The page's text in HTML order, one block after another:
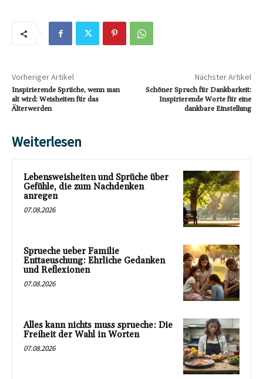
Vorheriger Artikel
Inspirierende Sprüche, wenn man
alt wird: Weisheiten für das
Älterwerden
Nächster Artikel
Schöner Spruch für Dankbarkeit:
Inspirierende Worte für eine
dankbare Einstellung
Weiterlesen
Lebensweisheiten und Sprüche über
Gefühle, die zum Nachdenken
anregen
07.08.2026
Sprueche ueber Familie
Enttaeuschung: Ehrliche Gedanken
und Reflexionen
07.08.2026
Alles kann nichts muss sprueche: Die
Freiheit der Wahl in Worten
07.08.2026